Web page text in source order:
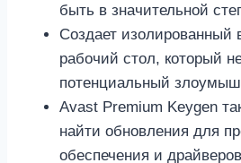
быть в значительной
Создает изолированный
рабочий стол, который
потенциальный
Avast Premium Keygen
найти обновления для
обеспечения и